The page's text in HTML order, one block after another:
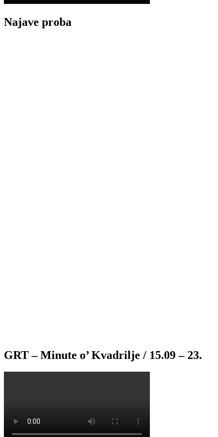
Najave proba
GRT – Minute o’ Kvadrilje / 15.09 – 23.